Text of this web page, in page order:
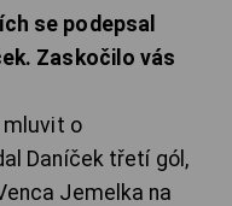
se podepsal
Zaskočilo vás
mluvit o
Daníček třetí gól,
Jemelka na